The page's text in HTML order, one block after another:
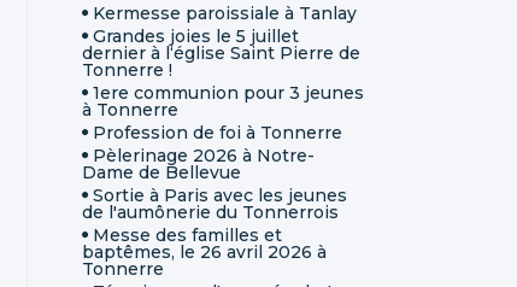
Kermesse paroissiale à Tanlay
Grandes joies le 5 juillet
dernier à l‘église Saint Pierre de
Tonnerre !
1ere communion pour 3 jeunes
à Tonnerre
Profession de foi à Tonnerre
Pèlerinage 2026 à Notre-
Dame de Bellevue
Sortie à Paris avec les jeunes
de l'aumônerie du Tonnerrois
Messe des familles et
baptêmes, le 26 avril 2026 à
Tonnerre